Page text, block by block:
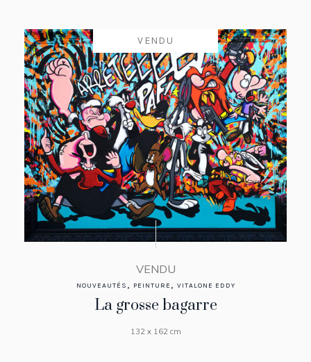
VENDU
VENDU
NOUVEAUTÉS , PEINTURE , VITALONE EDDY
La grosse bagarre
132 x 162 cm